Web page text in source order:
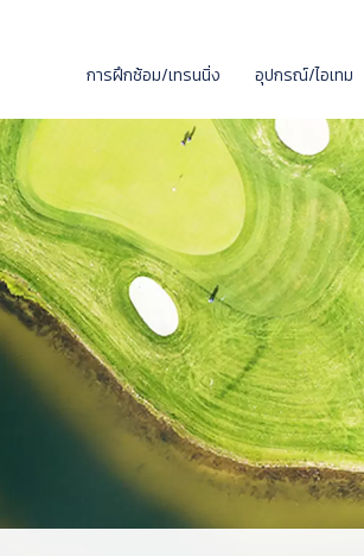
การฝึกซ้อม/เทรนนิ่ง อุปกรณ์/ไอเทม